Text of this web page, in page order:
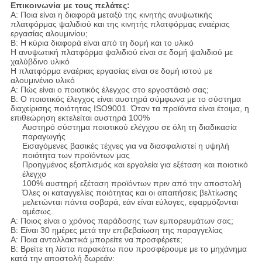
Επικοινωνία με τους πελάτες:
A: Ποια είναι η διαφορά μεταξύ της κινητής ανυψωτικής
πλατφόρμας ψαλιδιού και της κινητής πλατφόρμας εναέριας
εργασίας αλουμινίου;
B: Η κύρια διαφορά είναι από τη δομή και το υλικό
Η ανυψωτική πλατφόρμα ψαλιδιού είναι σε δομή ψαλιδιού με
χαλύβδινο υλικό
Η πλατφόρμα εναέριας εργασίας είναι σε δομή ιστού με
αλουμινένιο υλικό
A: Πώς είναι ο ποιοτικός έλεγχος στο εργοστάσιό σας;
B: Ο ποιοτικός έλεγχος είναι αυστηρά σύμφωνα με το σύστημα
διαχείρισης ποιότητας ISO9001. Όταν τα προϊόντα είναι έτοιμα, η
επιθεώρηση εκτελείται αυστηρά 100%
Αυστηρό σύστημα ποιοτικού ελέγχου σε όλη τη διαδικασία
παραγωγής
Εισαγόμενες βασικές τέχνες για να διασφαλιστεί η υψηλή
ποιότητα των προϊόντων μας
Προηγμένος εξοπλισμός και εργαλεία για εξέταση και ποιοτικό
έλεγχο
100% αυστηρή εξέταση προϊόντων πριν από την αποστολή
Όλες οι καταγγελίες ποιότητας και οι απαιτήσεις βελτίωσης
μελετώνται πάντα σοβαρά, εάν είναι εύλογες, εφαρμόζονται
αμέσως.
A: Ποιος είναι ο χρόνος παράδοσης των εμπορευμάτων σας;
B: Είναι 30 ημέρες μετά την επιβεβαίωση της παραγγελίας
A: Ποια ανταλλακτικά μπορείτε να προσφέρετε;
B: Βρείτε τη λίστα παρακάτω που προσφέρουμε με το μηχάνημα
κατά την αποστολή δωρεάν: